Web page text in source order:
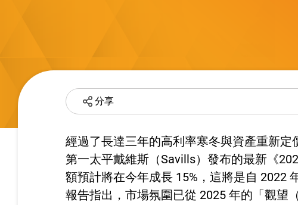
分享
經過了長達三年的高利率寒冬與資產重新
第一太平戴維斯（Savills）發布的最新《
額預計將在今年成長 15%，這將是自 2022
報告指出，市場氛圍已從 2025 年的「觀望